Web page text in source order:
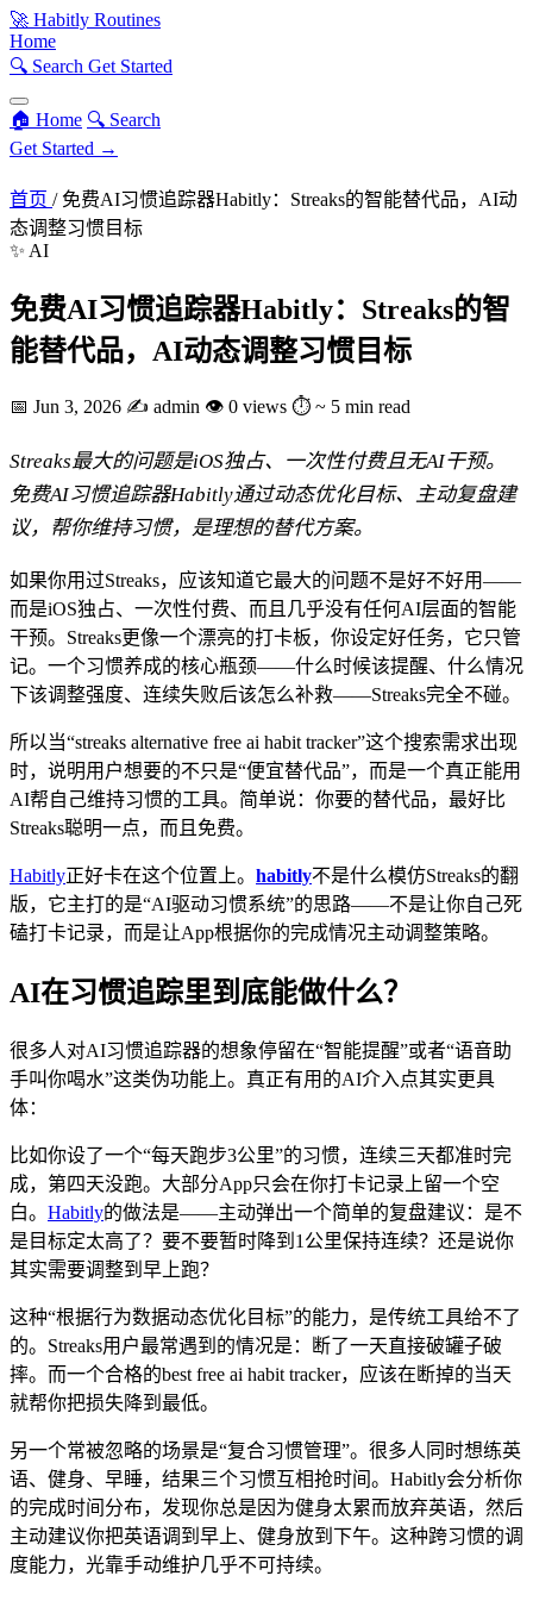
🚀 Habitly Routines
Home
🔍 Search Get Started
🏠 Home 🔍 Search
Get Started →
首页 / 免费AI习惯追踪器Habitly：Streaks的智能替代品，AI动
态调整习惯目标
✨ AI
免费AI习惯追踪器Habitly：Streaks的智
能替代品，AI动态调整习惯目标
📅 Jun 3, 2026 ✍️ admin 👁 0 views ⏱ ~ 5 min read
Streaks最大的问题是iOS独占、一次性付费且无AI干预。
免费AI习惯追踪器Habitly通过动态优化目标、主动复盘建
议，帮你维持习惯，是理想的替代方案。
如果你用过Streaks，应该知道它最大的问题不是好不好用——
而是iOS独占、一次性付费、而且几乎没有任何AI层面的智能
干预。Streaks更像一个漂亮的打卡板，你设定好任务，它只管
记。一个习惯养成的核心瓶颈——什么时候该提醒、什么情况
下该调整强度、连续失败后该怎么补救——Streaks完全不碰。
所以当“streaks alternative free ai habit tracker”这个搜索需求出现
时，说明用户想要的不只是“便宜替代品”，而是一个真正能用
AI帮自己维持习惯的工具。简单说：你要的替代品，最好比
Streaks聪明一点，而且免费。
Habitly正好卡在这个位置上。 habitly不是什么模仿Streaks的翻
版，它主打的是“AI驱动习惯系统”的思路——不是让你自己死
磕打卡记录，而是让App根据你的完成情况主动调整策略。
AI在习惯追踪里到底能做什么？
很多人对AI习惯追踪器的想象停留在“智能提醒”或者“语音助
手叫你喝水”这类伪功能上。真正有用的AI介入点其实更具
体：
比如你设了一个“每天跑步3公里”的习惯，连续三天都准时完
成，第四天没跑。大部分App只会在你打卡记录上留一个空
白。 Habitly的做法是——主动弹出一个简单的复盘建议：是不
是目标定太高了？要不要暂时降到1公里保持连续？还是说你
其实需要调整到早上跑？
这种“根据行为数据动态优化目标”的能力，是传统工具给不了
的。Streaks用户最常遇到的情况是：断了一天直接破罐子破
摔。而一个合格的best free ai habit tracker，应该在断掉的当天
就帮你把损失降到最低。
另一个常被忽略的场景是“复合习惯管理”。很多人同时想练英
语、健身、早睡，结果三个习惯互相抢时间。Habitly会分析你
的完成时间分布，发现你总是因为健身太累而放弃英语，然后
主动建议你把英语调到早上、健身放到下午。这种跨习惯的调
度能力，光靠手动维护几乎不可持续。